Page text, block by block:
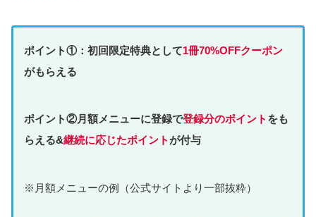
ポイント①：初回限定特典として1冊70%OFFクーポン
がもらえる
ポイント②月額メニューに登録で登録分のポイント をも
らえる&継続に応じたポイントが付与
※月額メニューの例（公式サイトより一部抜粋）